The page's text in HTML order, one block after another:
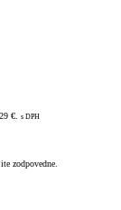
€. s DPH
zodpovedne.